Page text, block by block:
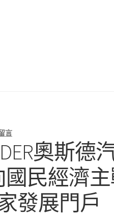
言
奧斯
民經濟
發展門戶